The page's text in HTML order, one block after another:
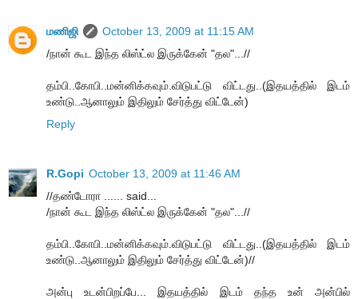
மணிஜி
October 13, 2009 at 11:15 AM
/நான் கூட இந்த லிஸ்ட்ல இருக்கேன் "தல"...//
தம்பி..கோபி..மன்னிக்கவும்.விடுபட்டு விட்டது..(இதயத்தில் இடம்
உண்டு..ஆனாலும் இதிலும் சேர்த்து விட்டேன்)
Reply
R.Gopi October 13, 2009 at 11:46 AM
//தண்டோரா ...... said...
/நான் கூட இந்த லிஸ்ட்ல இருக்கேன் "தல"...//
தம்பி..கோபி..மன்னிக்கவும்.விடுபட்டு விட்டது..(இதயத்தில் இடம்
உண்டு..ஆனாலும் இதிலும் சேர்த்து விட்டேன்)//
அன்பு உடன்பிறப்பே... இதயத்தில் இடம் தந்த உன் அன்பில்